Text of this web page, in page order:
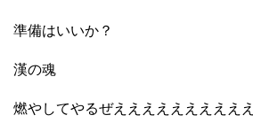
準備はいいか？
漢の魂
燃やしてやるぜえええええええええ